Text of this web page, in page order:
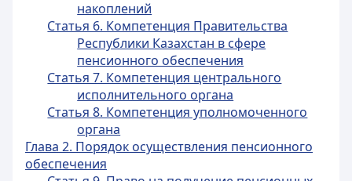
накоплений
Статья 6. Компетенция Правительства
Республики Казахстан в сфере
пенсионного обеспечения
Статья 7. Компетенция центрального
исполнительного органа
Статья 8. Компетенция уполномоченного
органа
Глава 2. Порядок осуществления пенсионного
обеспечения